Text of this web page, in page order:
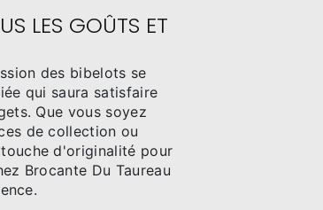
LES GOÛTS ET
des bibelots se
qui saura satisfaire
Que vous soyez
de collection ou
d'originalité pour
Brocante Du Taureau